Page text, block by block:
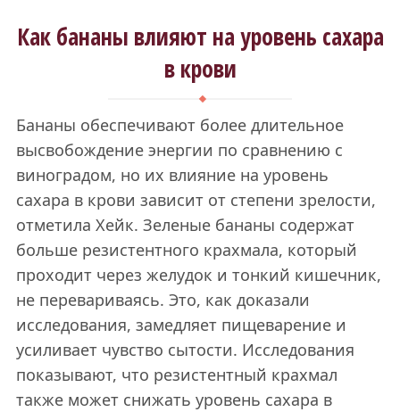
Как бананы влияют на уровень сахара
в крови
Бананы обеспечивают более длительное
высвобождение энергии по сравнению с
виноградом, но их влияние на уровень
сахара в крови зависит от степени зрелости,
отметила Хейк. Зеленые бананы содержат
больше резистентного крахмала, который
проходит через желудок и тонкий кишечник,
не перевариваясь. Это, как доказали
исследования, замедляет пищеварение и
усиливает чувство сытости. Исследования
показывают, что резистентный крахмал
также может снижать уровень сахара в